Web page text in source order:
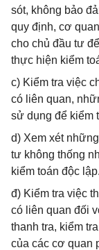
sót, không bảo
quy định, cơ
cho chủ đầu tư
thực hiện kiểm
c) Kiểm tra việc
có liên quan,
sử dụng để kiểm
d) Xem xét
tư không thống
kiểm toán độc lập.
đ) Kiểm tra việc
có liên quan đối
thanh tra, kiểm
của các cơ quan